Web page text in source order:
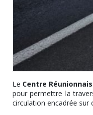
Le Centre
pour permettre la
circulation encadrée sur